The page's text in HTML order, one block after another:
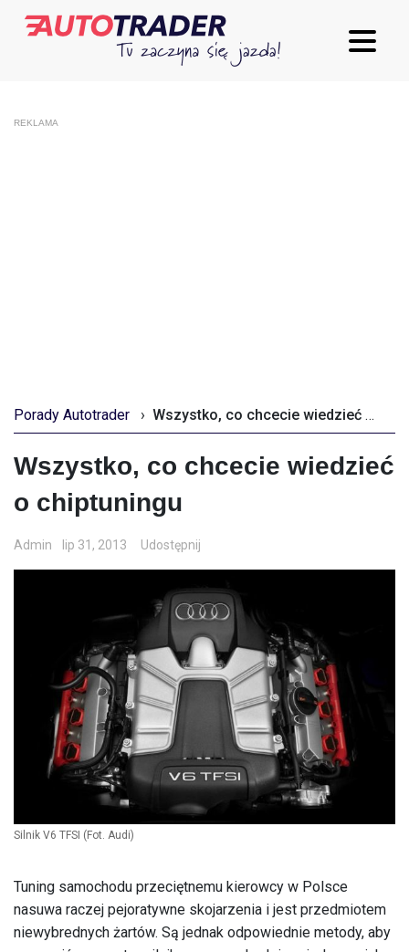
REKLAMA
Porady Autotrader › Wszystko, co chcecie wiedzieć o chiptuningu
Wszystko, co chcecie wiedzieć
o chiptuningu
Admin lip 31, 2013 Udostępnij
Silnik V6 TFSI (Fot. Audi)
Tuning samochodu przeciętnemu kierowcy w Polsce
nasuwa raczej pejoratywne skojarzenia i jest przedmiotem
niewybrednych żartów. Są jednak odpowiednie metody, aby